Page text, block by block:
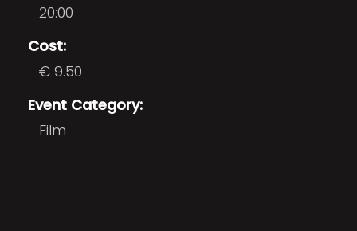
20:00
Cost:
€ 9.50
Event Category:
Film